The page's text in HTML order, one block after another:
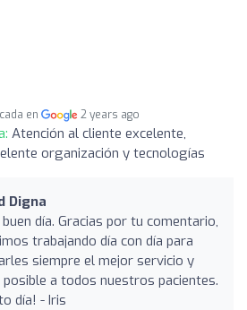
en 2 years ago
Atención al cliente excelente,
organización y tecnologías
Digna
día. Gracias por tu comentario,
trabajando día con día para
siempre el mejor servicio y
a todos nuestros pacientes.
día! - Iris